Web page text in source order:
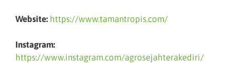
Website: https://www.tamantropis.com/
Instagram:
https://www.instagram.com/agrosejahterakediri/